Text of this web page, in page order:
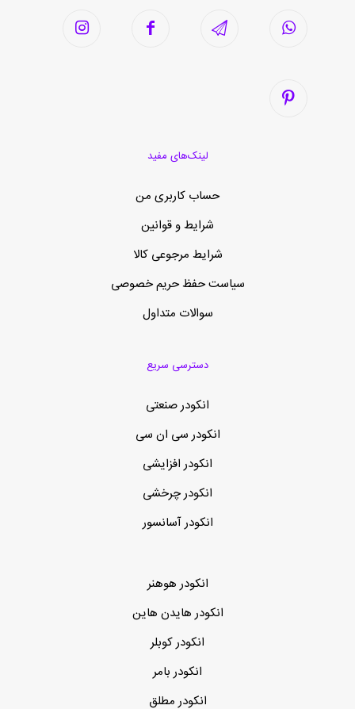
لینک‌های مفید
حساب کاربری من
شرایط و قوانین
شرایط مرجوعی کالا
سیاست حفظ حریم خصوصی
سوالات متداول
دسترسی سریع
انکودر صنعتی
انکودر سی ان سی
انکودر افزایشی
انکودر چرخشی
انکودر آسانسور
انکودر هوهنر
انکودر هایدن هاین
انکودر کوبلر
انکودر بامر
انکودر مطلق